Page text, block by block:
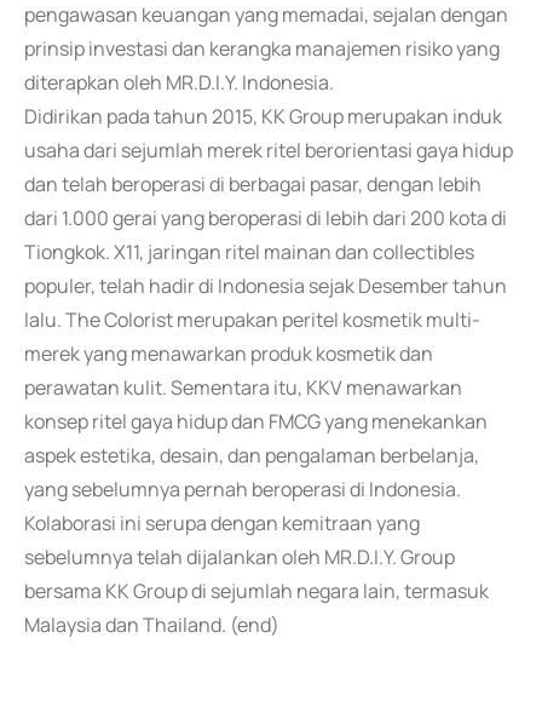
pengawasan keuangan yang memadai, sejalan dengan
prinsip investasi dan kerangka manajemen risiko yang
diterapkan oleh MR.D.I.Y. Indonesia.
Didirikan pada tahun 2015, KK Group merupakan induk
usaha dari sejumlah merek ritel berorientasi gaya hidup
dan telah beroperasi di berbagai pasar, dengan lebih
dari 1.000 gerai yang beroperasi di lebih dari 200 kota di
Tiongkok. X11, jaringan ritel mainan dan collectibles
populer, telah hadir di Indonesia sejak Desember tahun
lalu. The Colorist merupakan peritel kosmetik multi-
merek yang menawarkan produk kosmetik dan
perawatan kulit. Sementara itu, KKV menawarkan
konsep ritel gaya hidup dan FMCG yang menekankan
aspek estetika, desain, dan pengalaman berbelanja,
yang sebelumnya pernah beroperasi di Indonesia.
Kolaborasi ini serupa dengan kemitraan yang
sebelumnya telah dijalankan oleh MR.D.I.Y. Group
bersama KK Group di sejumlah negara lain, termasuk
Malaysia dan Thailand. (end)